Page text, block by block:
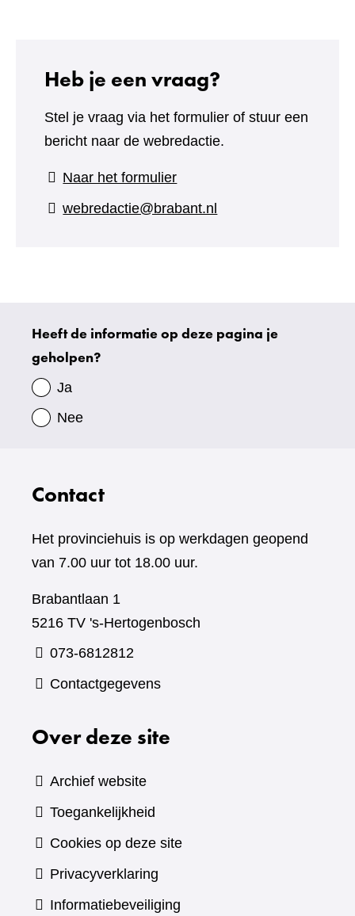
Heb je een vraag?
Stel je vraag via het formulier of stuur een
bericht naar de webredactie.
Naar het formulier(verwijst
naar
webredactie@brabant.nl
Uw
gegevens
Heeft de informatie op deze pagina je
geholpen?
Ja
Nee
Contact
Het provinciehuis is op werkdagen geopend
van 7.00 uur tot 18.00 uur.
Brabantlaan 1
5216 TV 's-Hertogenbosch
073-6812812
Contactgegevens
Over deze site
Archief website
Toegankelijkheid
Cookies op deze site
Privacyverklaring
Informatiebeveiliging